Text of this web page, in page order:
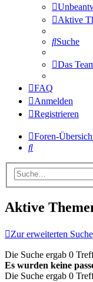
Aktive
Suche
Das
FAQ
Anmelden
Registrieren
Foren-
Suche
Aktive
Zur erweiterten Suche
Die Suche ergab 0
Es wurden keine
Die Suche ergab 0